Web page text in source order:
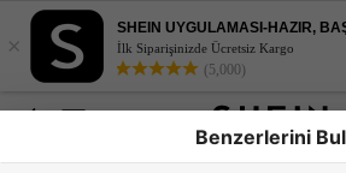
×
SHEIN UYGULAMASI-HAZIR,
İlk Siparişinizde Ücretsiz Kargo
(5,000)
Benzerlerini Bul